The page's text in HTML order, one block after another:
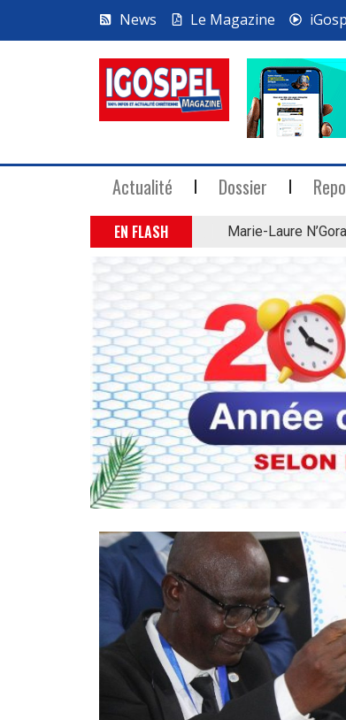
News Le Magazine
Actualité Dossier
EN FLASH Marie-Laure